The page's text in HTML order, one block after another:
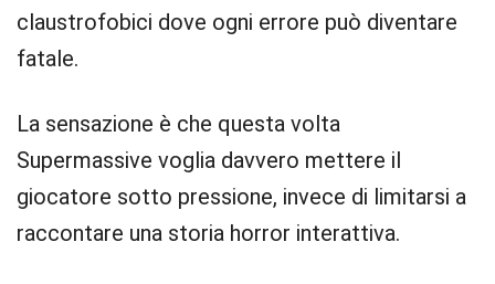
claustrofobici dove ogni errore può diventare
fatale.
La sensazione è che questa volta
Supermassive voglia davvero mettere il
giocatore sotto pressione, invece di limitarsi a
raccontare una storia horror interattiva.